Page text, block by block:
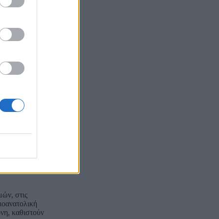
η
οι
να μην
την
ώστε
χωρίς
με
στις
καθιστούν